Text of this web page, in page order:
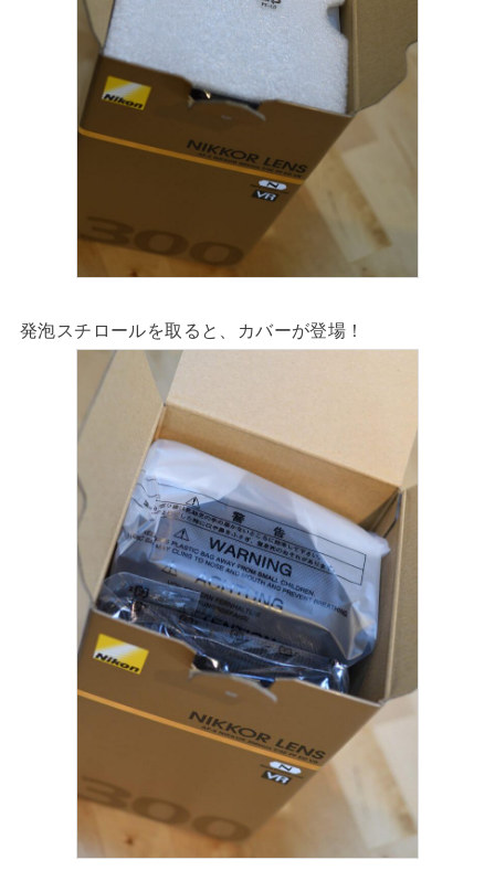
発泡スチロールを取ると、カバーが登場！